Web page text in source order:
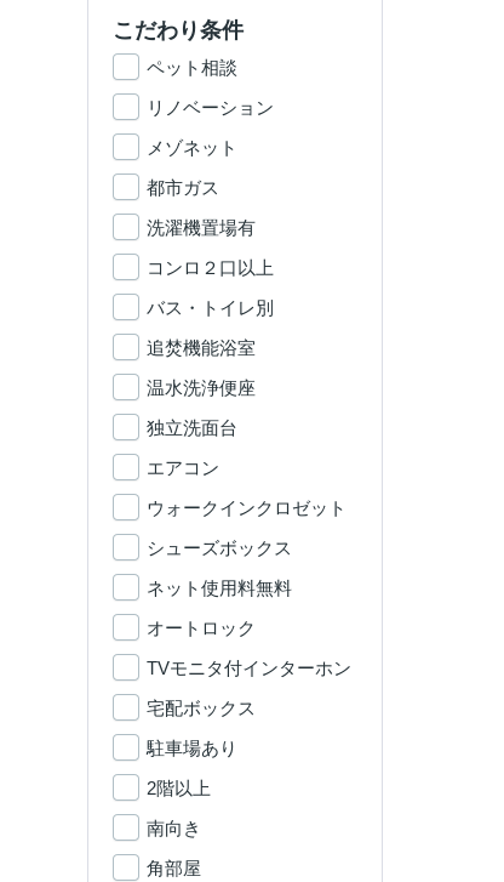
こだわり条件
ペット相談
リノベーション
メゾネット
都市ガス
洗濯機置場有
コンロ２口以上
バス・トイレ別
追焚機能浴室
温水洗浄便座
独立洗面台
エアコン
ウォークインクロゼット
シューズボックス
ネット使用料無料
オートロック
TVモニタ付インターホン
宅配ボックス
駐車場あり
2階以上
南向き
角部屋